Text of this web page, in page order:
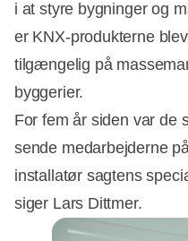
i at styre bygninger og
er KNX-produkterne
tilgængelig på
byggerier.
For fem år siden var de
sende medarbejderne
installatør sagtens
siger Lars Dittmer.